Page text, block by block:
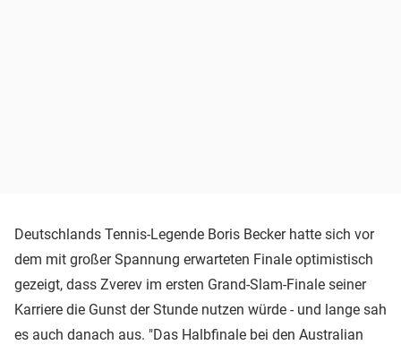
Deutschlands Tennis-Legende Boris Becker hatte sich vor
dem mit großer Spannung erwarteten Finale optimistisch
gezeigt, dass Zverev im ersten Grand-Slam-Finale seiner
Karriere die Gunst der Stunde nutzen würde - und lange sah
es auch danach aus. "Das Halbfinale bei den Australian